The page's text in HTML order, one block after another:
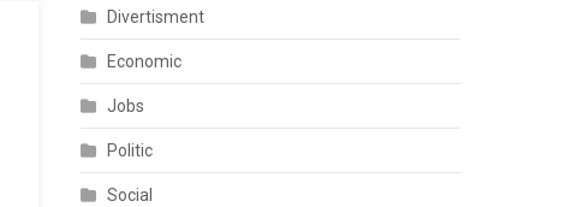
Divertisment
Economic
Jobs
Politic
Social